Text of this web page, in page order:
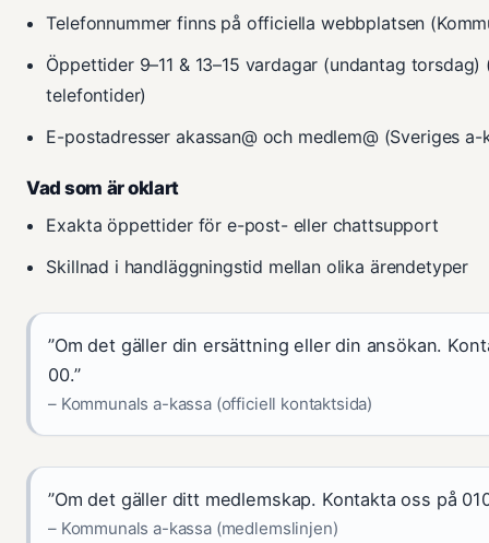
Telefonnummer finns på officiella webbplatsen
Öppettider 9–11 & 13–15 vardagar (undantag torsdag)
telefontider)
E-postadresser akassan@ och medlem@ (Sveriges
Vad som är oklart
Exakta öppettider för e-post- eller chattsupport
Skillnad i handläggningstid mellan olika ärendetyper
”Om det gäller din ersättning eller din ansökan.
00.”
– Kommunals a-kassa (officiell kontaktsida)
”Om det gäller ditt medlemskap. Kontakta oss på
– Kommunals a-kassa (medlemslinjen)